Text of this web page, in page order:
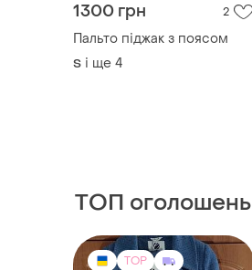
1300 грн 2
Пальто піджак з поясом
S і ще 4
ТОП оголошень
TOP